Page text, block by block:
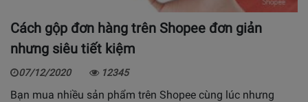
Cách gộp đơn hàng trên Shopee đơn giản
nhưng siêu tiết kiệm
07/12/2020 12345
Bạn mua nhiều sản phẩm trên Shopee cùng lúc nhưng